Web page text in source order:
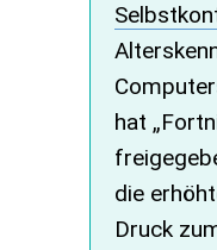
hat
die
Druck